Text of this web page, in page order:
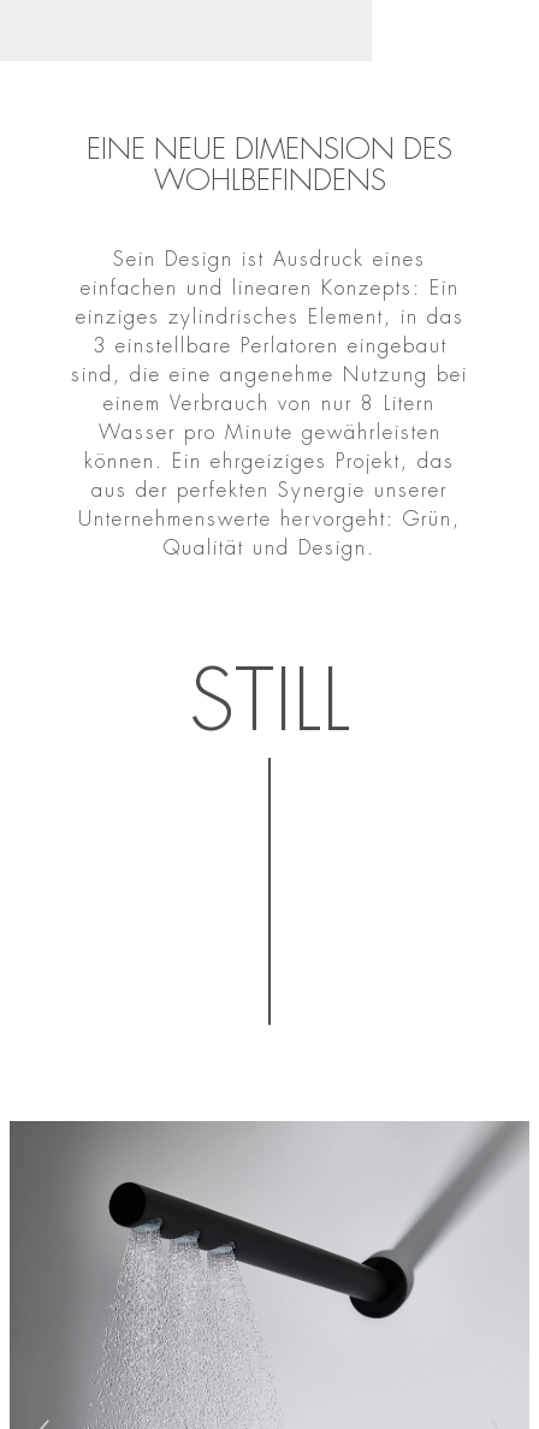
EINE NEUE DIMENSION DES
WOHLBEFINDENS
Sein Design ist Ausdruck eines
einfachen und linearen Konzepts: Ein
einziges zylindrisches Element, in das
3 einstellbare Perlatoren eingebaut
sind, die eine angenehme Nutzung bei
einem Verbrauch von nur 8 Litern
Wasser pro Minute gewährleisten
können. Ein ehrgeiziges Projekt, das
aus der perfekten Synergie unserer
Unternehmenswerte hervorgeht: Grün,
Qualität und Design.
STILL